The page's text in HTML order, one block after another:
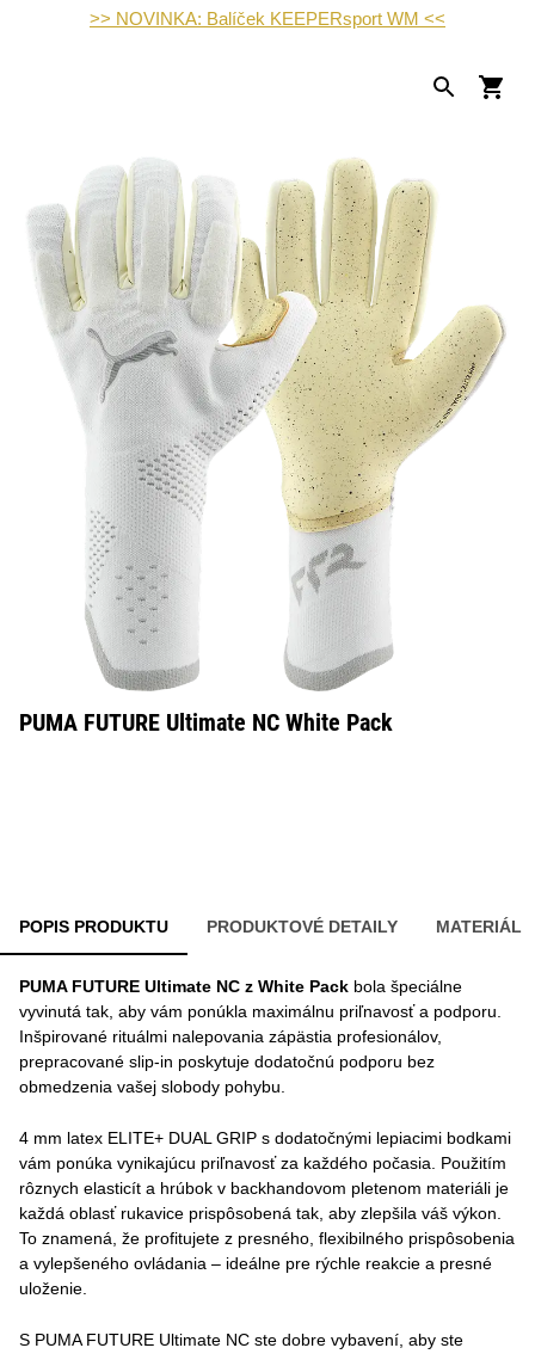
>> NOVINKA: Balíček KEEPERsport WM <<
PUMA FUTURE Ultimate NC White Pack
POPIS PRODUKTU PRODUKTOVÉ DETAILY MATERIÁL
PUMA FUTURE Ultimate NC z White Pack bola špeciálne
vyvinutá tak, aby vám ponúkla maximálnu priľnavosť a podporu.
Inšpirované rituálmi nalepovania zápästia profesionálov,
prepracované slip-in poskytuje dodatočnú podporu bez
obmedzenia vašej slobody pohybu.
4 mm latex ELITE+ DUAL GRIP s dodatočnými lepiacimi bodkami
vám ponúka vynikajúcu priľnavosť za každého počasia. Použitím
rôznych elasticít a hrúbok v backhandovom pletenom materiáli je
každá oblasť rukavice prispôsobená tak, aby zlepšila váš výkon.
To znamená, že profitujete z presného, ​​flexibilného prispôsobenia
a vylepšeného ovládania – ideálne pre rýchle reakcie a presné
uloženie.
S PUMA FUTURE Ultimate NC ste dobre vybavení, aby ste